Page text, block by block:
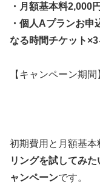
・月額基本料2,000
・個人Aプランお
なる時間チケット×3
【キャンペーン期
初期費用と月額基本
リングを試してみ
ャンペーンです。